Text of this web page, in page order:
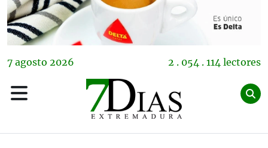
7 agosto 2026 2 . 054 . 114 lectores